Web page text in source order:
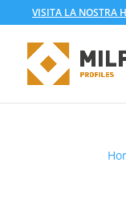
VISITA LA NOSTRA